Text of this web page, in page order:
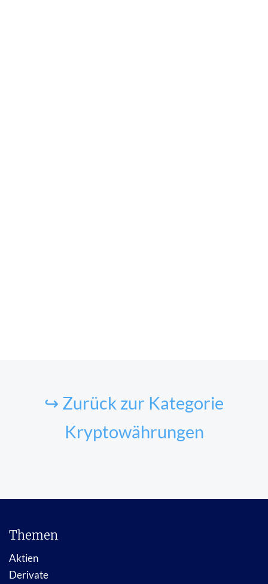
↪ Zurück zur Kategorie
Kryptowährungen
Themen
Aktien
Derivate